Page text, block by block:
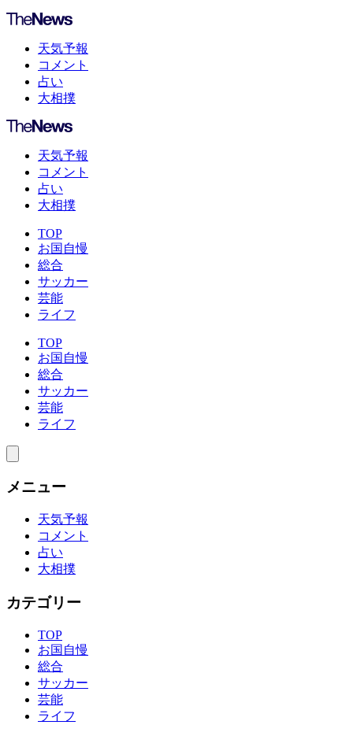
天気予報
コメント
占い
大相撲
天気予報
コメント
占い
大相撲
TOP
お国自慢
総合
サッカー
芸能
ライフ
TOP
お国自慢
総合
サッカー
芸能
ライフ
メニュー
天気予報
コメント
占い
大相撲
カテゴリー
TOP
お国自慢
総合
サッカー
芸能
ライフ